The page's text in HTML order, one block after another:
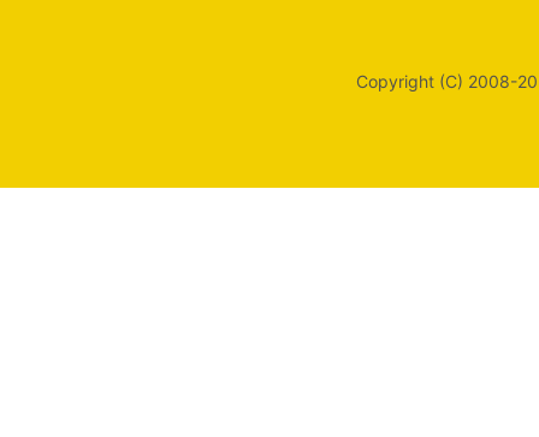
Copyright (C) 2008-